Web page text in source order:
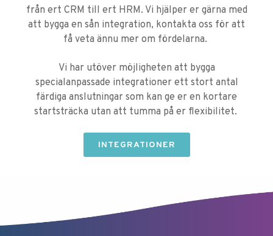
från ert CRM till ert HRM. Vi hjälper er gärna med
att bygga en sån integration, kontakta oss för att
få veta ännu mer om fördelarna.
Vi har utöver möjligheten att bygga
specialanpassade integrationer ett stort antal
färdiga anslutningar som kan ge er en kortare
startsträcka utan att tumma på er flexibilitet.
INTEGRATIONER